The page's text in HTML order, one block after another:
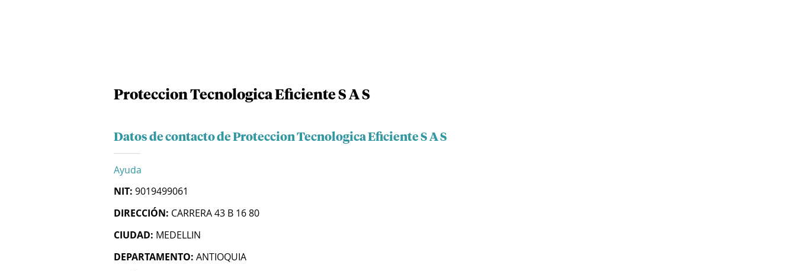
Proteccion Tecnologica Eficiente S A S
Datos de contacto de Proteccion Tecnologica Eficiente S A S
Ayuda
NIT: 9019499061
DIRECCIÓN: CARRERA 43 B 16 80
CIUDAD: MEDELLIN
DEPARTAMENTO: ANTIOQUIA